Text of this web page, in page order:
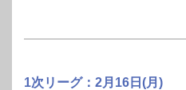
1次リーグ：2月16日(月)